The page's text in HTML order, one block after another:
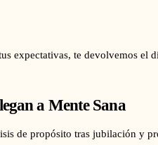
expectativas, te devolvemos el
a Mente Sana
de propósito tras jubilación y